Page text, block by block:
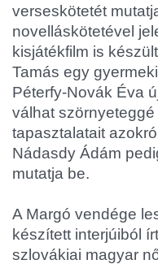
verseskötetét
novelláskötetével
kisjátékfilm is
Tamás egy
Péterfy-Novák Éva
válhat
tapasztalatait
Nádasdy Ádám
mutatja be.
A Margó vendége
készített interjúiból
szlovákiai magyar